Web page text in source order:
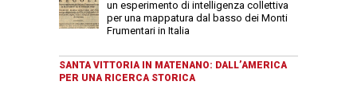
un esperimento di intelligenza collettiva
per una mappatura dal basso dei Monti
Frumentari in Italia
SANTA VITTORIA IN MATENANO: DALL’AMERICA
PER UNA RICERCA STORICA